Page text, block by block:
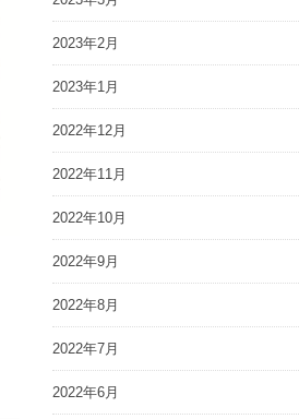
2023年2月
2023年1月
2022年12月
2022年11月
2022年10月
2022年9月
2022年8月
2022年7月
2022年6月